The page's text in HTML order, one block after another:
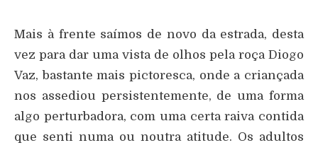
Mais à frente saímos de novo da estrada, desta
vez para dar uma vista de olhos pela roça Diogo
Vaz, bastante mais pictoresca, onde a criançada
nos assediou persistentemente, de uma forma
algo perturbadora, com uma certa raiva contida
que senti numa ou noutra atitude. Os adultos